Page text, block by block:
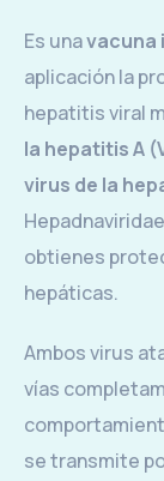
Es unavacuna
aplicación la
hepatitis viral
la hepatitis A
virus de la
obtienes
hepáticas.
Ambos virus
vías
se transmite